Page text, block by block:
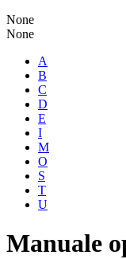
None
None
A
B
C
D
E
I
M
O
S
T
U
Manuale